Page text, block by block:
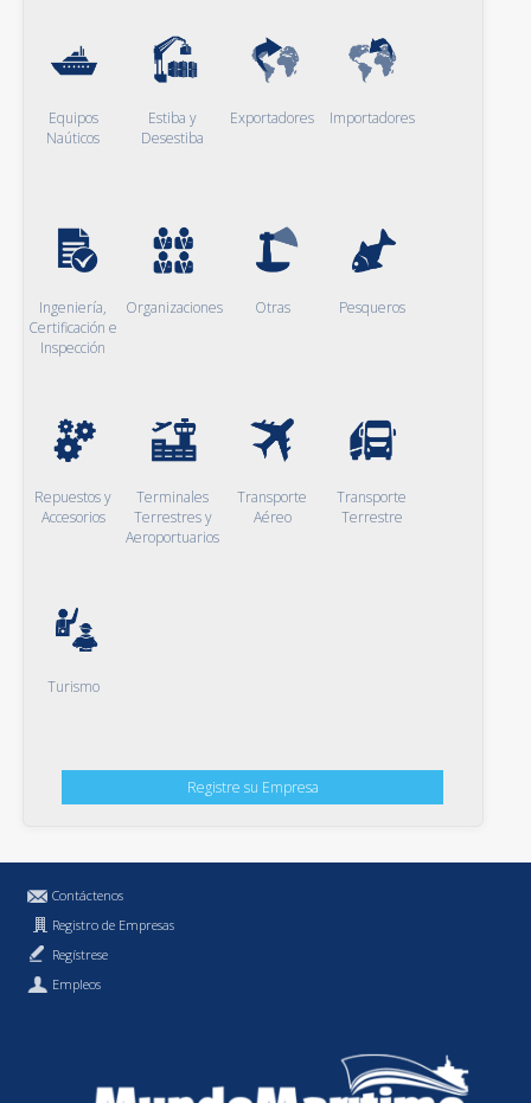
Equipos
Naúticos
Estiba y
Desestiba
Exportadores Importadores
Ingeniería,
Certificación e
Inspección
Organizaciones Otras Pesqueros
Repuestos y
Accesorios
Terminales
Terrestres y
Aeroportuarios
Transporte
Aéreo
Transporte
Terrestre
Turismo
Registre su Empresa
Contáctenos
Registro de Empresas
Regístrese
Empleos